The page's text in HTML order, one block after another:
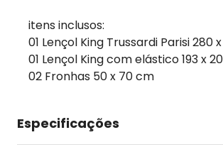
itens inclusos:
01 Lençol King Trussardi Parisi 280
01 Lençol King com elástico 193 x
02 Fronhas 50 x 70 cm
Especificações